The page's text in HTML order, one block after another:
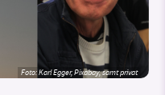
Foto:Karl Egger, Pixabay, samt privat